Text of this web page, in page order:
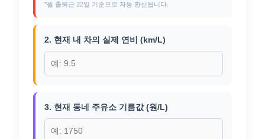
*월 출퇴근 22일 기준으로 자동 환산됩니다.
2. 현재 내 차의 실제 연비 (km/L)
3. 현재 동네 주유소 기름값 (원/L)